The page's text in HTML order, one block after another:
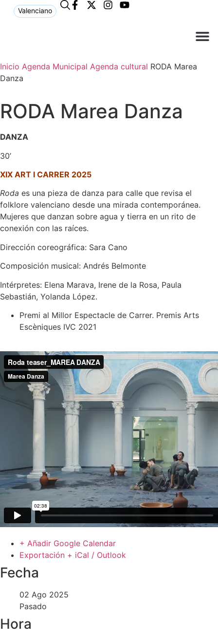
Valenciano
Inicio Agenda Municipal Agenda cultural RODA Marea
Danza
RODA Marea Danza
DANZA
30’
XIX ART I CARRER 2025
Roda es una pieza de danza para calle que revisa el
folklore valenciano desde una mirada contemporánea.
Mujeres que danzan sobre agua y tierra en un rito de
conexión con las raíces.
Dirección coreográfica: Sara Cano
Composición musical: Andrés Belmonte
Intérpretes: Elena Marava, Irene de la Rosa, Paula
Sebastián, Yolanda López.
Premi al Millor Espectacle de Carrer. Premis Arts
Escèniques IVC 2021
+ Añadir Google Calendar
Exportación + iCal / Outlook
Fecha
02 Ago 2025
Pasado
Hora